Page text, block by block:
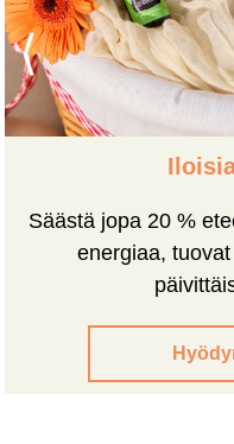
Säästä jopa 20 %
energiaa,
Previous